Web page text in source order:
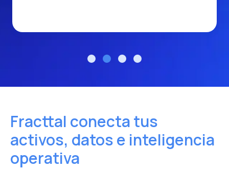
Fracttal conecta tus
activos, datos e inteligencia
operativa